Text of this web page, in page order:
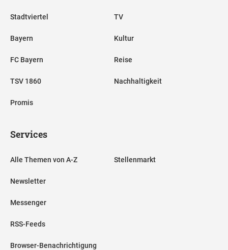
Stadtviertel
Bayern
FC Bayern
TSV 1860
Promis
TV
Kultur
Reise
Nachhaltigkeit
Services
Alle Themen von A-Z
Newsletter
Messenger
RSS-Feeds
Browser-Benachrichtigung
Stellenmarkt